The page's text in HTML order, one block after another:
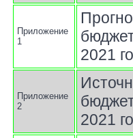
Приложение
1
2021
Приложение
2
2021